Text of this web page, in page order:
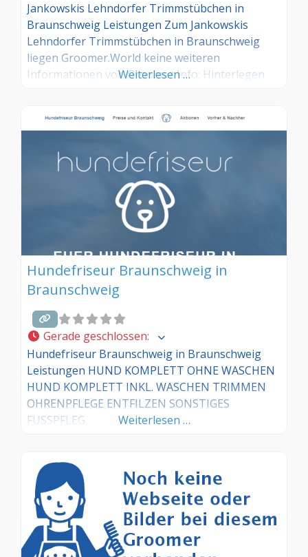
Jankowskis Lehndorfer Trimmstübchen in
Braunschweig Leistungen Zum Jankowskis
Lehndorfer Trimmstübchen in Braunschweig
liegen Groomer.World keine weiteren
Informationen vor. Groomer Info: Hinterlegen
Sind Sie Kunde dieses Hundesalons? Dann teilen
Kommentarfunktion unten mit anderen
Hundebesitzer/innen!
Weiterlesen …
Hundefriseur Braunschweig in
Braunschweig
Gerade geschlossen:
Hundefriseur Braunschweig in Braunschweig
Leistungen HUND KOMPLETT OHNE WASCHEN
HUND KOMPLETT INKL. WASCHEN TRIMMEN
OHRENPFLEGE ENTFILZEN SONSTIGES
FUSSPFLEG
Weiterlesen …